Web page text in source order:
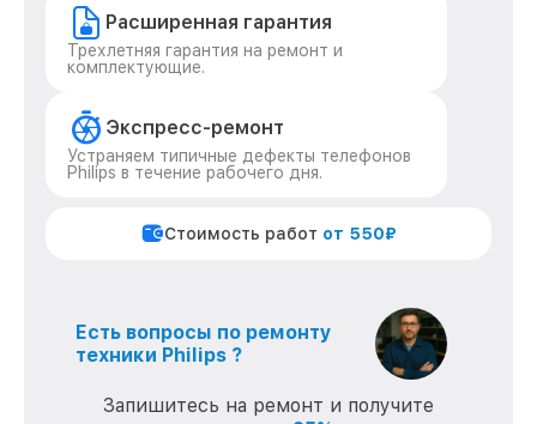
Расширенная гарантия
Трехлетняя гарантия на ремонт и
комплектующие.
Экспресс-ремонт
Устраняем типичные дефекты телефонов
Philips в течение рабочего дня.
Стоимость работ от 550₽
Есть вопросы по ремонту
техники Philips ?
Запишитесь на ремонт и получите